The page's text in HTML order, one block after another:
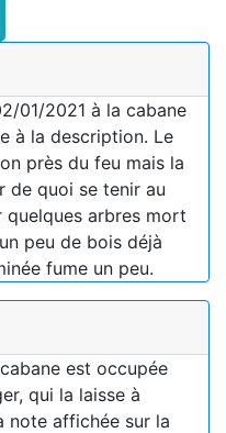
01/2021 à la cabane
à la description. Le
près du feu mais la
de quoi se tenir au
quelques arbres mort
peu de bois déjà
fume un peu.
est occupée
qui la laisse à
note affichée sur la